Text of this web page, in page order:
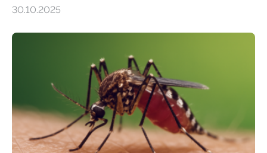
Landpflanzen zählen zu den komplexesten
Grünalgen, die vor Hunderten von Millionen Jahren
lebten. Unter den Vorfahren sticht eine Gruppe heraus,
die noch heute in der Natur vorkommt: die
Süßwasseralge Coleochaetophyceae. Einige Arten
dieser Gruppe bilden aus Zellfäden dichte Geflechte
mit scheibenförmiger Gestalt. Was auffällig ist: Die
nächsten…
30.10.2025